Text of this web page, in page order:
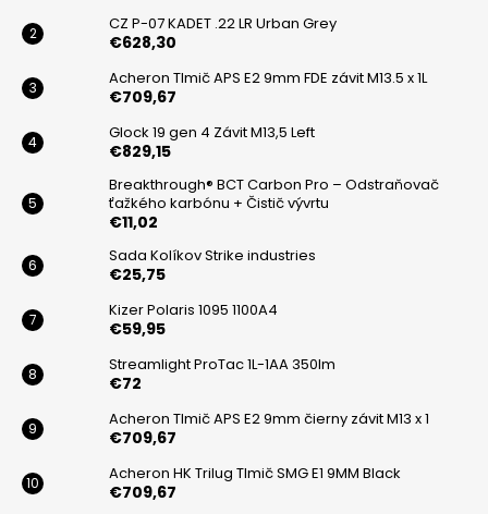
e
r
k
y
ý
i
s
CZ P-07 KADET .22 LR Urban Grey
€628,30
Acheron Tlmič APS E2 9mm FDE závit M13.5 x 1L
€709,67
Glock 19 gen 4 Závit M13,5 Left
€829,15
Breakthrough® BCT Carbon Pro – Odstraňovač
ťažkého karbónu + Čistič vývrtu
€11,02
Sada Kolíkov Strike industries
€25,75
Kizer Polaris 1095 1100A4
€59,95
Streamlight ProTac 1L-1AA 350lm
€72
Acheron Tlmič APS E2 9mm čierny závit M13 x 1
€709,67
Acheron HK Trilug Tlmič SMG E1 9MM Black
€709,67